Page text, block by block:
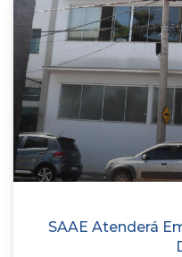
SAAE Atenderá